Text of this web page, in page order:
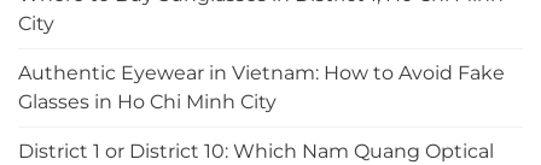
City
Authentic Eyewear in Vietnam: How to Avoid Fake
Glasses in Ho Chi Minh City
District 1 or District 10: Which Nam Quang Optical